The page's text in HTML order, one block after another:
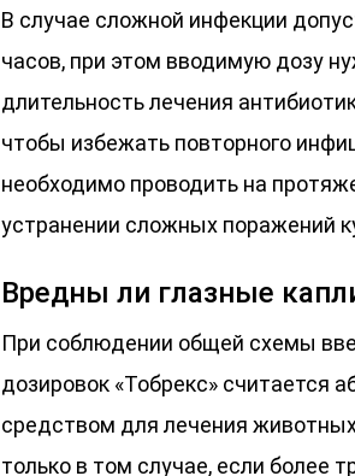
В случае сложной инфекции
часов, при этом вводимую дозу
длительность лечения
чтобы избежать повторного
необходимо проводить на
устранении сложных поражений
Вредны ли глазные
При соблюдении общей схемы
дозировок «Тобрекс» считается
средством для лечения
только в том случае, если более